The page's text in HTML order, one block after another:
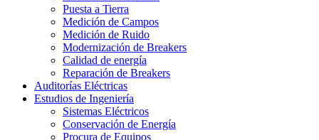
Puesta a Tierra
Medición de Campos
Medición de Ruido
Modernización de Breakers
Calidad de energía
Reparación de Breakers
Auditorías Eléctricas
Estudios de Ingeniería
Sistemas Eléctricos
Conservación de Energía
Procura de Equipos